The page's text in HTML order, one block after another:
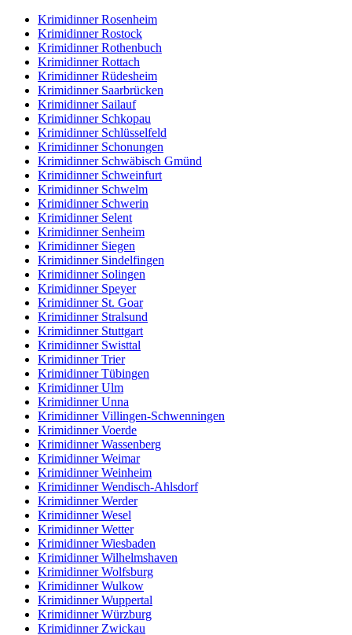
Krimidinner Rosenheim
Krimidinner Rostock
Krimidinner Rothenbuch
Krimidinner Rottach
Krimidinner Rüdesheim
Krimidinner Saarbrücken
Krimidinner Sailauf
Krimidinner Schkopau
Krimidinner Schlüsselfeld
Krimidinner Schonungen
Krimidinner Schwäbisch Gmünd
Krimidinner Schweinfurt
Krimidinner Schwelm
Krimidinner Schwerin
Krimidinner Selent
Krimidinner Senheim
Krimidinner Siegen
Krimidinner Sindelfingen
Krimidinner Solingen
Krimidinner Speyer
Krimidinner St. Goar
Krimidinner Stralsund
Krimidinner Stuttgart
Krimidinner Swisttal
Krimidinner Trier
Krimidinner Tübingen
Krimidinner Ulm
Krimidinner Unna
Krimidinner Villingen-Schwenningen
Krimidinner Voerde
Krimidinner Wassenberg
Krimidinner Weimar
Krimidinner Weinheim
Krimidinner Wendisch-Ahlsdorf
Krimidinner Werder
Krimidinner Wesel
Krimidinner Wetter
Krimidinner Wiesbaden
Krimidinner Wilhelmshaven
Krimidinner Wolfsburg
Krimidinner Wulkow
Krimidinner Wuppertal
Krimidinner Würzburg
Krimidinner Zwickau